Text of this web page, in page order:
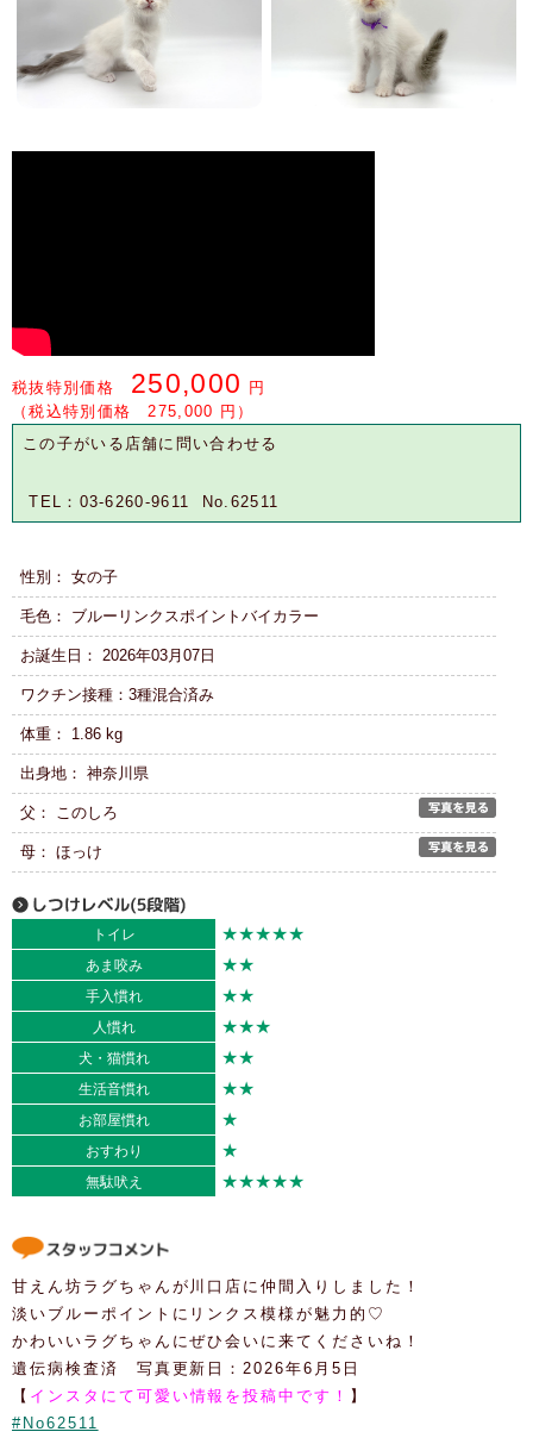
税抜特別価格 250,000
円
（税込特別価格 275,000 円）
この子がいる店舗に問い合わせる
TEL：03-6260-9611 No.62511
性別： 女の子
毛色： ブルーリンクスポイントバイカラー
お誕生日： 2026年03月07日
ワクチン接種：3種混合済み
体重： 1.86 kg
出身地： 神奈川県
父： このしろ
母： ほっけ
トイレ ★★★★★
あま咬み ★★
手入慣れ ★★
人慣れ ★★★
犬・猫慣れ ★★
生活音慣れ ★★
お部屋慣れ ★
おすわり ★
無駄吠え ★★★★★
甘えん坊ラグちゃんが川口店に仲間入りしました！
淡いブルーポイントにリンクス模様が魅力的♡
かわいいラグちゃんにぜひ会いに来てくださいね！
遺伝病検査済 写真更新日：2026年6月5日
【 インスタにて可愛い情報を投稿中です！ 】
#No62511